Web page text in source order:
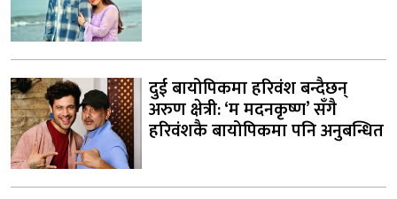
दुई बायोपिकमा हरिवंश बन्दैछन्
अरुण क्षेत्री: ‘म मदनकृष्ण’ सँगै
हरिवंशकै बायोपिकमा पनि अनुबन्धित